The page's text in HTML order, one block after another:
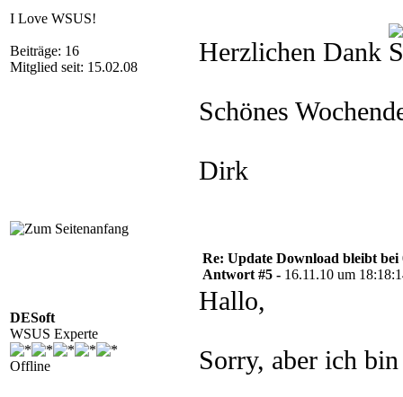
I Love WSUS!
Beiträge: 16
Mitglied seit: 15.02.08
Herzlichen Dank
Schönes
Dirk
DESoft
WSUS Experte
Offline
Re: Update Download bleibt bei
Antwort #5 - 16.11.10 um
Hallo,
Sorry, aber ich